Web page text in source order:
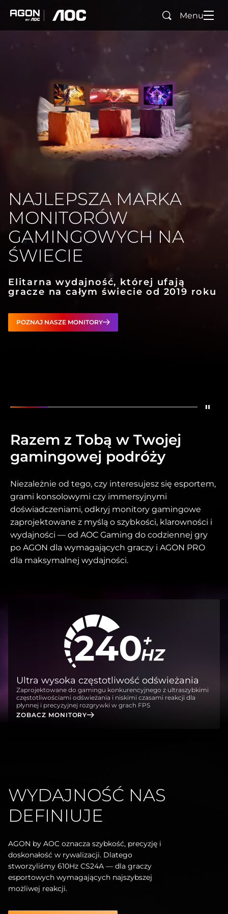
agon aoc
Wyszukaj
Menu
NAJLEPSZA MARKA
MONITORÓW
GAMINGOWYCH NA
ŚWIECIE
Elitarna wydajność, której ufają
gracze na całym świecie od 2019 roku
POZNAJ NASZE MONITORY
Razem z Tobą w Twojej
gamingowej podróży
Niezależnie od tego, czy interesujesz się esportem,
grami konsolowymi czy immersyjnymi
doświadczeniami, odkryj monitory gamingowe
zaprojektowane z myślą o szybkości, klarowności i
wydajności — od AOC Gaming do codziennej gry
po AGON dla wymagających graczy i AGON PRO
dla maksymalnej wydajności.
Ultra wysoka częstotliwość odświeżania
Zaprojektowane do gamingu konkurencyjnego z ultraszybkimi
częstotliwościami odświeżania i niskimi czasami reakcji dla
płynnej i precyzyjnej rozgrywki w grach FPS
ZOBACZ MONITORY
WYDAJNOŚĆ NAS
DEFINIUJE
AGON by AOC oznacza szybkość, precyzję i
doskonałość w rywalizacji. Dlatego
stworzyliśmy 610Hz CS24A — dla graczy
esportowych wymagających najszybszej
możliwej reakcji.